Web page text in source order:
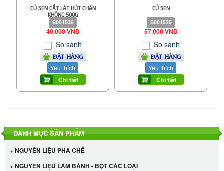
CỦ SEN CẮT LÁT HÚT CHÂN
KHÔNG 500G
S001536
40.000 VND
So sánh
ĐẶT HÀNG
Yêu thích
Chi tiết
CỦ SEN
S001535
57.000 VND
So sánh
ĐẶT HÀNG
Yêu thích
Chi tiết
DANH MỤC SẢN PHẨM
NGUYÊN LIỆU PHA CHẾ
NGUYÊN LIỆU LÀM BÁNH - BỘT CÁC LOẠI